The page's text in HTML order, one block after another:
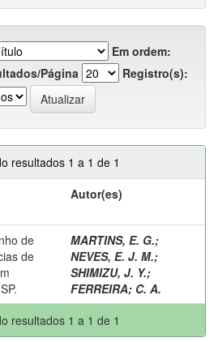
Em ordem:
Página
Registro(s):
resultados 1 a 1 de 1
Autor(es)
de
de
MARTINS, E. G.;
NEVES, E. J. M.;
SHIMIZU, J. Y.;
FERREIRA; C. A.
resultados 1 a 1 de 1